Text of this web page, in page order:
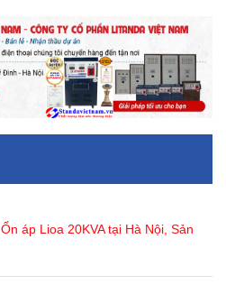
Ổn áp Lioa 20KVA tại Hà Nội, Sản